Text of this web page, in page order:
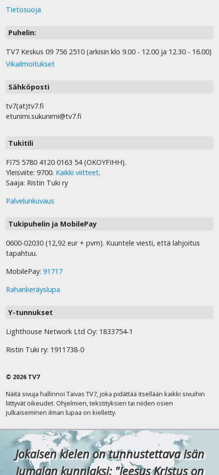
Tietosuoja
Puhelin:
TV7 Keskus 09 756 2510 (arkisin klo 9.00 - 12.00 ja 12.30 - 16.00)
Vikailmoitukset
Sähköposti
tv7(at)tv7.fi
etunimi.sukunimi@tv7.fi
Tukitili
FI75 5780 4120 0163 54 (OKOYFIHH).
Yleisviite: 9700. Kaikki viitteet.
Saaja: Ristin Tuki ry
Palvelunkuvaus
Tukipuhelin ja MobilePay
0600-02030 (12,92 eur + pvm). Kuuntele viesti, että lahjoitus
tapahtuu.
MobilePay: 91717
Rahankeräyslupa
Y-tunnukset
Lighthouse Network Ltd Oy: 1833754-1
Ristin Tuki ry: 1911738-0
© 2026 TV7
Näitä sivuja hallinnoi Taivas TV7, joka pidättää itsellään kaikki sivuihin
liittyvät oikeudet. Ohjelmien, tekstityksien tai niiden osien
julkaiseminen ilman lupaa on kielletty.
Jokaisen kielen on tunnustettava Isän
Jumalan kunniaksi: "Jeesus Kristus on